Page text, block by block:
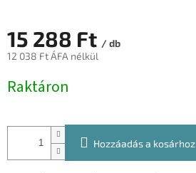
15 288 Ft / db
12 038 Ft ÁFA nélkül
Raktáron
Hozzáadás a kosárhoz